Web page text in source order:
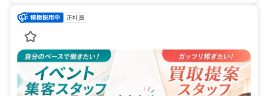
正社員